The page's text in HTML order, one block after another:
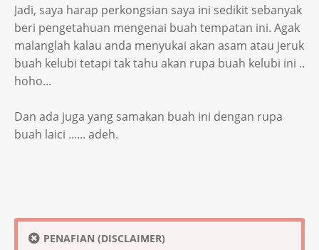
Jadi, saya harap perkongsian saya ini sedikit sebanyak
beri pengetahuan mengenai buah tempatan ini. Agak
malanglah kalau anda menyukai akan asam atau jeruk
buah kelubi tetapi tak tahu akan rupa buah kelubi ini ..
hoho...
Dan ada juga yang samakan buah ini dengan rupa
buah laici ...... adeh.
PENAFIAN (DISCLAIMER)